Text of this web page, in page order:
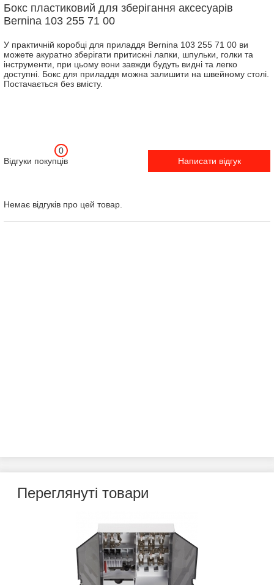
Бокс пластиковий для зберігання аксесуарів
Bernina 103 255 71 00
У практичній коробці для приладдя Bernina 103 255 71 00 ви
можете акуратно зберігати притискні лапки, шпульки, голки та
інструменти, при цьому вони завжди будуть видні та легко
доступні. Бокс для приладдя можна залишити на швейному столі.
Постачається без вмісту.
Відгуки покупців
0
Написати відгук
Немає відгуків про цей товар.
Переглянуті товари